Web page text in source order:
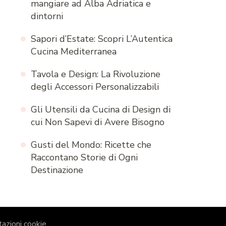
mangiare ad Alba Adriatica e
dintorni
Sapori d’Estate: Scopri L’Autentica
Cucina Mediterranea
Tavola e Design: La Rivoluzione
degli Accessori Personalizzabili
Gli Utensili da Cucina di Design di
cui Non Sapevi di Avere Bisogno
Gusti del Mondo: Ricette che
Raccontano Storie di Ogni
Destinazione